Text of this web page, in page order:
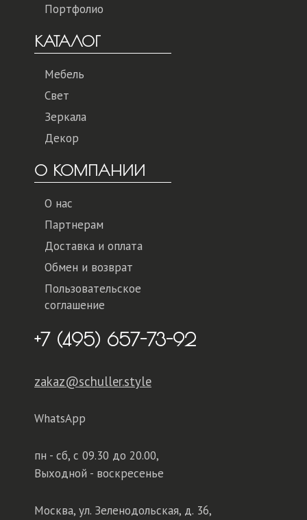
Портфолио
КАТАЛОГ
Мебель
Свет
Зеркала
Декор
О КОМПАНИИ
О нас
Партнерам
Доставка и оплата
Обмен и возврат
Пользовательское
соглашение
+7 (495) 657-73-92
zakaz@schuller.style
WhatsApp
пн - сб, с 09.30 до 20.00,
Выходной - воскресенье
Москва, ул. Зеленодольская, д. 36,